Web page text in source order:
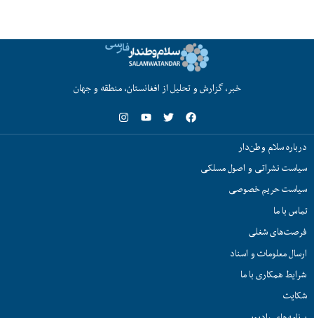
خبر، گزارش و تحلیل از افغانستان، منطقه و جهان
درباره سلام وطن‌دار
سیاست نشراتی و اصول مسلکی
سیاست حریم خصوصی
تماس با ما
فرصت‌های شغلی
ارسال معلومات و اسناد
شرایط همکاری با ما
شکایت